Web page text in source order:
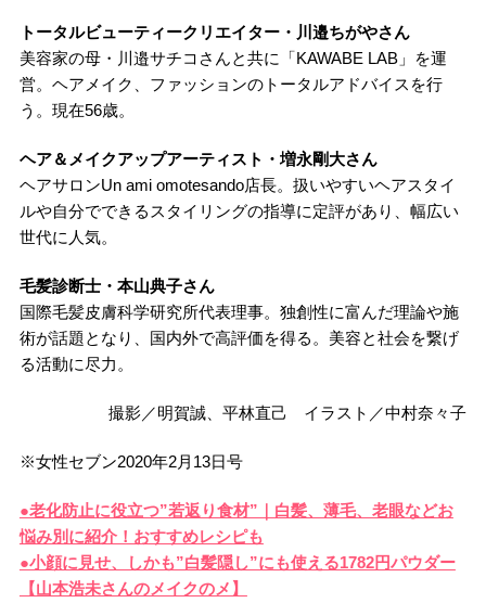
トータルビューティークリエイター・川邉ちがやさん
美容家の母・川邉サチコさんと共に「KAWABE LAB」を運
営。ヘアメイク、ファッションのトータルアドバイスを行
う。現在56歳。
ヘア＆メイクアップアーティスト・増永剛大さん
ヘアサロンUn ami omotesando店長。扱いやすいヘアスタイ
ルや自分でできるスタイリングの指導に定評があり、幅広い
世代に人気。
毛髪診断士・本山典子さん
国際毛髪皮膚科学研究所代表理事。独創性に富んだ理論や施
術が話題となり、国内外で高評価を得る。美容と社会を繋げ
る活動に尽力。
撮影／明賀誠、平林直己 イラスト／中村奈々子
※女性セブン2020年2月13日号
●老化防止に役立つ”若返り食材”｜白髪、薄毛、老眼などお
悩み別に紹介！おすすめレシピも
●小顔に見せ、しかも”白髪隠し”にも使える1782円パウダー
【山本浩未さんのメイクのメ】